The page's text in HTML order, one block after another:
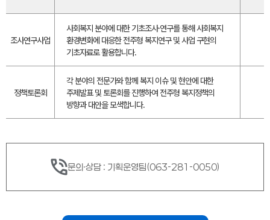
조사연구사업
사회복지 분야에 대한 기초조사·연구를 통해 사회복지
환경변화에 대응한 전주형 복지연구 및 사업 구현의
기초자료로 활용합니다.
정책토론회
각 분야의 전문가와 함께 복지 이슈 및 현안에 대한
주제발표 및 토론회를 진행하여 전주형 복지정책의
방향과 대안을 모색합니다.
문의·상담 : 기획운영팀(063-281-0050)